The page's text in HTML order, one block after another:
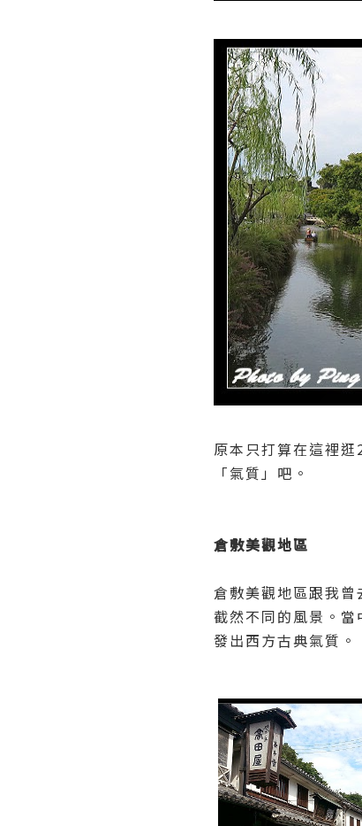
原本只打算在這裡
「氣質」吧。
倉敷美觀地區
倉敷美觀地區跟我
截然不同的風景。
發出西方古典氣質。